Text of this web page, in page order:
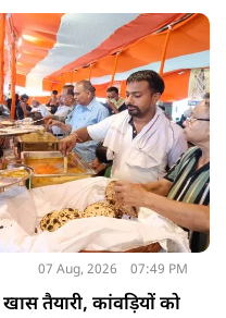
07 Aug, 2026 07:49 PM
तैयारी, कांवड़ियों को